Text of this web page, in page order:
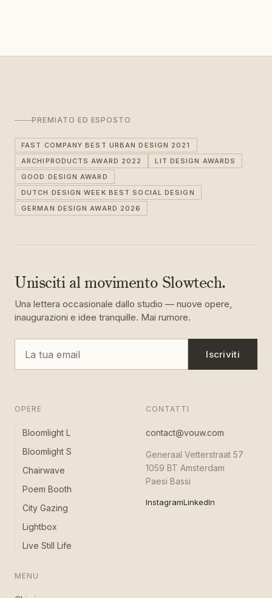
PREMIATO ED ESPOSTO
FAST COMPANY BEST URBAN DESIGN 2021
ARCHIPRODUCTS AWARD 2022
LIT DESIGN AWARDS
GOOD DESIGN AWARD
DUTCH DESIGN WEEK BEST SOCIAL DESIGN
GERMAN DESIGN AWARD 2026
Unisciti al movimento Slowtech.
Una lettera occasionale dallo studio — nuove opere,
inaugurazioni e idee tranquille. Mai rumore.
Iscriviti
OPERE
Bloomlight L
Bloomlight S
Chairwave
Poem Booth
City Gazing
Lightbox
Live Still Life
MENU
CONTATTI
contact@vouw.com
Generaal Vetterstraat 57
1059 BT Amsterdam
Paesi Bassi
InstagramLinkedIn